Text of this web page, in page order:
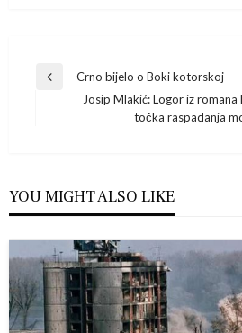
Navigacija
Previous
Crno bijelo o Boki kotorskoj
Josip Mlakić: Logor iz romana
točka raspadanja
YOU MIGHT ALSO LIKE